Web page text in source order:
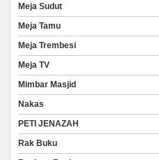
Meja Sudut
Meja Tamu
Meja Trembesi
Meja TV
Mimbar Masjid
Nakas
PETI JENAZAH
Rak Buku